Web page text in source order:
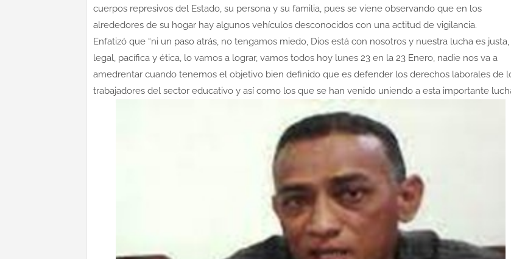
cuerpos represivos del Estado, su persona y su familia, pues se viene observando que en los
alrededores de su hogar hay algunos vehículos desconocidos con una actitud de vigilancia.
Enfatizó que “ni un paso atrás, no tengamos miedo, Dios está con nosotros y nuestra lucha es justa,
legal, pacífica y ética, lo vamos a lograr, vamos todos hoy lunes 23 en la 23 Enero, nadie nos va a
amedrentar cuando tenemos el objetivo bien definido que es defender los derechos laborales de
trabajadores del sector educativo y así como los que se han venido uniendo a esta importante